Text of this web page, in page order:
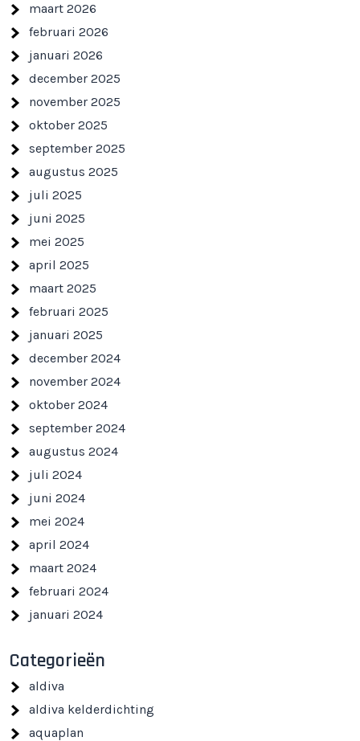
maart 2026
februari 2026
januari 2026
december 2025
november 2025
oktober 2025
september 2025
augustus 2025
juli 2025
juni 2025
mei 2025
april 2025
maart 2025
februari 2025
januari 2025
december 2024
november 2024
oktober 2024
september 2024
augustus 2024
juli 2024
juni 2024
mei 2024
april 2024
maart 2024
februari 2024
januari 2024
Categorieën
aldiva
aldiva kelderdichting
aquaplan